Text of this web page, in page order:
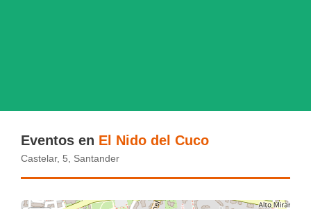
Eventos en El Nido del Cuco
Castelar, 5, Santander